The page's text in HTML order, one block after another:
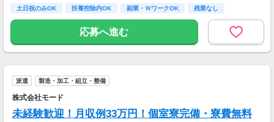
「ピンチの時も安心♪」
✅申請はスマホから24時間いつでもOK♪
⇒ 最短で翌々銀行営業日にお振込み！
└───────────────┘
土日祝のみOK
扶養控除内OK 副業・ＷワークOK 残業なし
応募へ進む
派遣 製造・加工・組立・整備
株式会社モード
未経験歓迎！月収例33万円！個室寮完備・寮費無料